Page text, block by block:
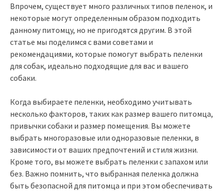
Впрочем, существует много различных типов пеленок, и
некоторые могут определенным образом подходить
данному питомцу, но не пригодятся другим. В этой
статье мы поделимся с вами советами и
рекомендациями, которые помогут выбрать пеленки
для собак, идеально подходящие для вас и вашего
собаки.
Когда выбираете пеленки, необходимо учитывать
несколько факторов, таких как размер вашего питомца,
привычки собаки и размер помещения. Вы можете
выбрать многоразовые или одноразовые пеленки, в
зависимости от ваших предпочтений и стиля жизни.
Кроме того, вы можете выбрать пеленки с запахом или
без. Важно помнить, что выбранная пеленка должна
быть безопасной для питомца и при этом обеспечивать